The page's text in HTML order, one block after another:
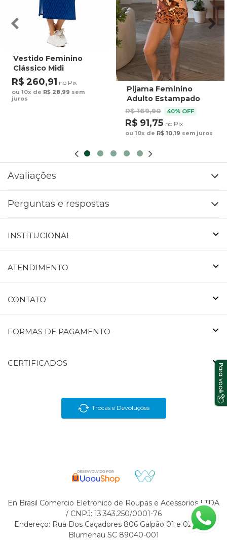
Vestido Feminino
Clássico Midi
Estampado Maxi
Arara Fundo Azul
R$ 260,91 no Pix
ou 10x de R$ 28,99 sem
juros
Pijama Feminino
Adulto Estampado
Preguiça Tucano
Fundo Marrom
R$ 169,90 40% OFF
R$ 91,75 no Pix
ou 10x de R$ 10,19 sem juros
Avaliações
Perguntas e respostas
INSTITUCIONAL
ATENDIMENTO
CONTATO
FORMAS DE PAGAMENTO
CERTIFICADOS
Trocas e Devoluções
En Brasil Comercio Eletronico de Roupas e Acessorios LTDA
/ CNPJ: 13.343.250/0001-76
Endereço: Rua Dos Caçadores 806 Galpão 01 e 02 Velha
Blumenau SC 89040-001